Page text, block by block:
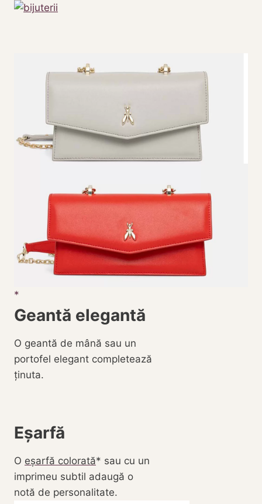
Geantă elegantă
O geantă de mână sau un
portofel elegant completează
ținuta.
Eșarfă
O eșarfă colorată
sau cu un
imprimeu subtil adaugă o
notă de personalitate.